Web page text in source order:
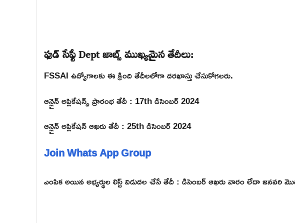
ఫుడ్ సేఫ్టీ Dept జాబ్స్ ముఖ్యమైన తేదీలు:
FSSAI ఉద్యోగాలకు ఈ క్రింది తేదీలలోగా దరఖాస్తు చేసుకోగలరు.
ఆన్లైన్ అప్లికేషన్స్ ప్రారంభ తేదీ : 17th డిసెంబర్ 2024
ఆన్లైన్ అప్లికేషన్ ఆఖరు తేదీ : 25th డిసెంబర్ 2024
Join Whats App Group
ఎంపిక అయిన అభ్యర్థుల లిస్ట్ విడుదల చేసే తేదీ : డిసెంబర్ ఆఖరు వారం లేదా జనవరి